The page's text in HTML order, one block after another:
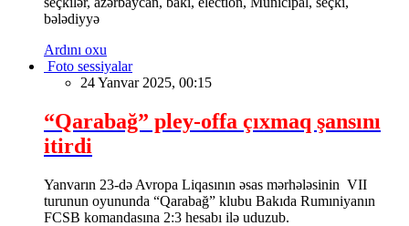
bələdiyyə
Ardını oxu
Foto sessiyalar
24 Yanvar 2025, 00:15
“Qarabağ” pley-offa çıxmaq şansını
itirdi
Yanvarın 23-də Avropa Liqasının əsas mərhələsinin VII
turunun oyununda “Qarabağ” klubu Bakıda Rumıniyanın
FCSB komandasına 2:3 hesabı ilə uduzub.